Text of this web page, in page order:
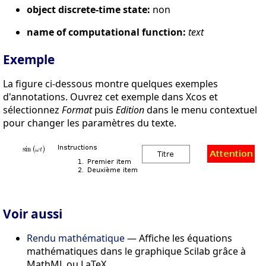
object discrete-time state: non
name of computational function: text
Exemple
La figure ci-dessous montre quelques exemples
d'annotations. Ouvrez cet exemple dans Xcos et
sélectionnez Formatpuis Editiondans le menu contextuel
pour changer les paramètres du texte.
Voir aussi
Rendu mathématique— Affiche les équations
mathématiques dans le graphique Scilab grâce à